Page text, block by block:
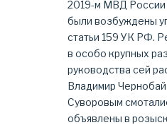
2019-м МВД России
были возбуждены
статьи 159 УК РФ.
в особо крупных
руководства сей
Владимир
Суворовым
объявлены в